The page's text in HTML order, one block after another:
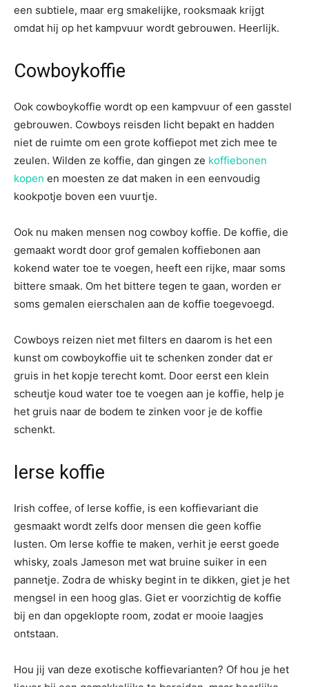
een subtiele, maar erg smakelijke, rooksmaak krijgt
omdat hij op het kampvuur wordt gebrouwen. Heerlijk.
Cowboykoffie
Ook cowboykoffie wordt op een kampvuur of een gasstel
gebrouwen. Cowboys reisden licht bepakt en hadden
niet de ruimte om een grote koffiepot met zich mee te
zeulen. Wilden ze koffie, dan gingen ze koffiebonen
kopen en moesten ze dat maken in een eenvoudig
kookpotje boven een vuurtje.
Ook nu maken mensen nog cowboy koffie. De koffie, die
gemaakt wordt door grof gemalen koffiebonen aan
kokend water toe te voegen, heeft een rijke, maar soms
bittere smaak. Om het bittere tegen te gaan, worden er
soms gemalen eierschalen aan de koffie toegevoegd.
Cowboys reizen niet met filters en daarom is het een
kunst om cowboykoffie uit te schenken zonder dat er
gruis in het kopje terecht komt. Door eerst een klein
scheutje koud water toe te voegen aan je koffie, help je
het gruis naar de bodem te zinken voor je de koffie
schenkt.
Ierse koffie
Irish coffee, of Ierse koffie, is een koffievariant die
gesmaakt wordt zelfs door mensen die geen koffie
lusten. Om Ierse koffie te maken, verhit je eerst goede
whisky, zoals Jameson met wat bruine suiker in een
pannetje. Zodra de whisky begint in te dikken, giet je het
mengsel in een hoog glas. Giet er voorzichtig de koffie
bij en dan opgeklopte room, zodat er mooie laagjes
ontstaan.
Hou jij van deze exotische koffievarianten? Of hou je het